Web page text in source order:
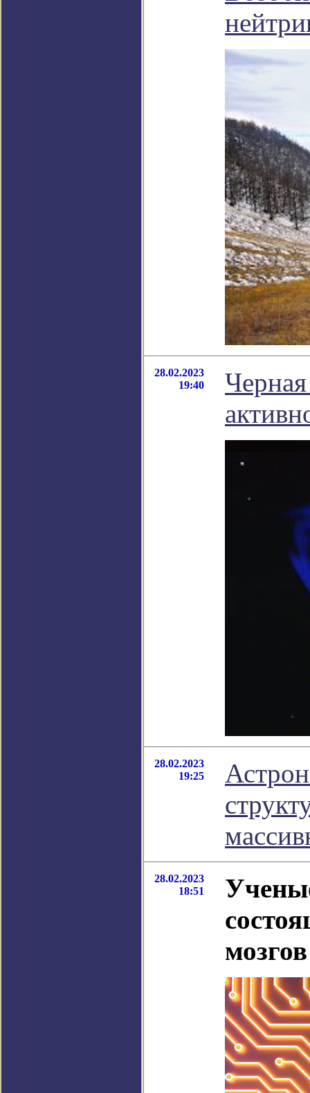
28.02.2023
19:40
28.02.2023
19:25
28.02.2023
18:51
мозгов